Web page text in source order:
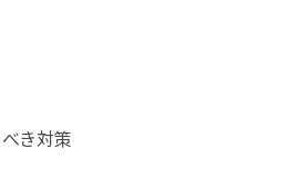
き対策